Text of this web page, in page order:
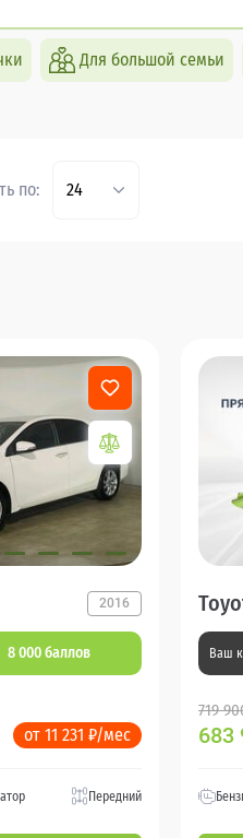
Для большой семьи
по: 24
2016
8 000 баллов
от 11 231 ₽/мес
Передний
Ваш
719
683